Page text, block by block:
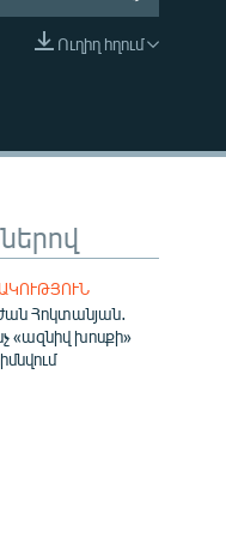
EMBED
Ուղիղ հղում
Հոկտանյան․
«ազնիվ խոսքի»